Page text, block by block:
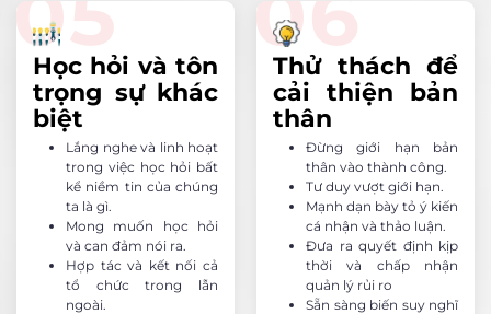
Học hỏi và tôn
trọng sự khác
biệt
Lắng nghe và linh hoạt
trong việc học hỏi bất
kể niềm tin của chúng
ta là gì.
Mong muốn học hỏi
và can đảm nói ra.
Hợp tác và kết nối cả
tổ chức trong lẫn
ngoài.
Thử thách để
cải thiện bản
thân
Đừng giới hạn bản
thân vào thành công.
Tư duy vượt giới hạn.
Mạnh dạn bày tỏ ý kiến
cá nhận và thảo luận.
Đưa ra quyết định kịp
thời và chấp nhận
quản lý rủi ro
Sẵn sàng biến suy nghĩ